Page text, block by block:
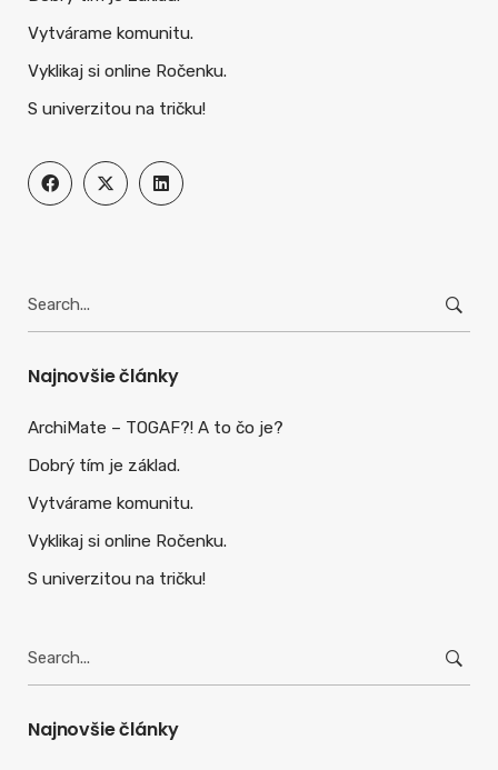
Vytvárame komunitu.
Vyklikaj si online Ročenku.
S univerzitou na tričku!
Najnovšie články
ArchiMate – TOGAF?! A to čo je?
Dobrý tím je základ.
Vytvárame komunitu.
Vyklikaj si online Ročenku.
S univerzitou na tričku!
Najnovšie články